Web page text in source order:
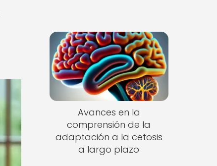
Avances en la
comprensión de la
adaptación a la cetosis
a largo plazo